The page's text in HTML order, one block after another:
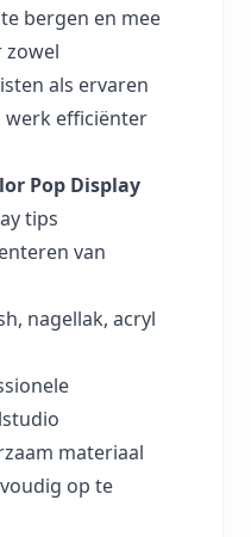
bergen en mee
zowel
als ervaren
werk efficiënter
Pop Display
tips
van
nagellak, acryl
materiaal
op te